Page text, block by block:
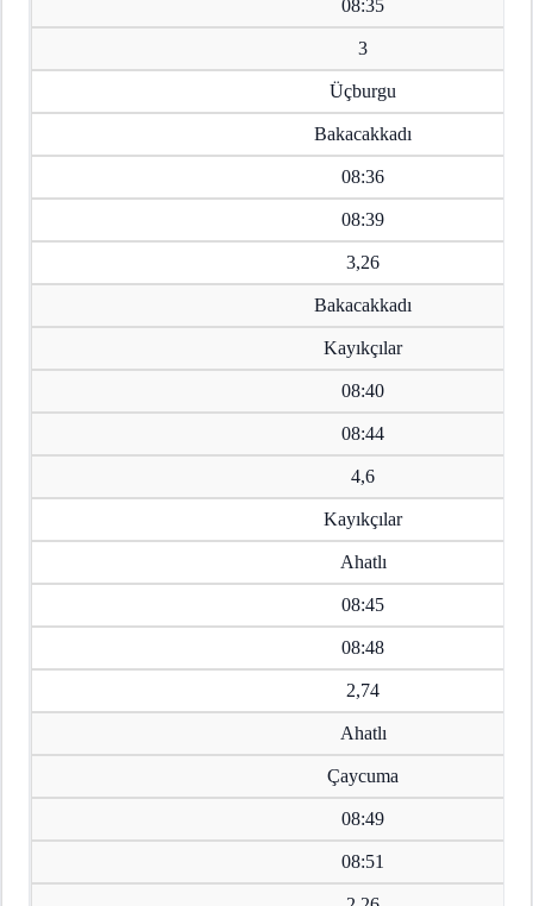
08:35
3
Üçburgu
Bakacakkadı
08:36
08:39
3,26
Bakacakkadı
Kayıkçılar
08:40
08:44
4,6
Kayıkçılar
Ahatlı
08:45
08:48
2,74
Ahatlı
Çaycuma
08:49
08:51